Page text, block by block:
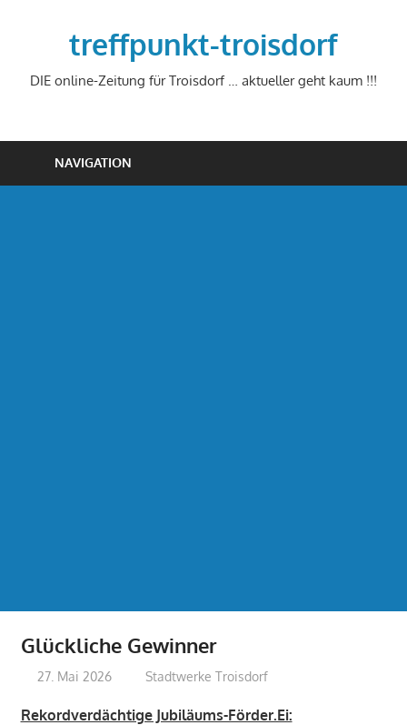
treffpunkt-troisdorf
DIE online-Zeitung für Troisdorf … aktueller geht kaum !!!
NAVIGATION
Glückliche Gewinner
27. Mai 2026 treffpunkt
Stadtwerke Troisdorf
Rekordverdächtige Jubiläums-Förder.Ei: